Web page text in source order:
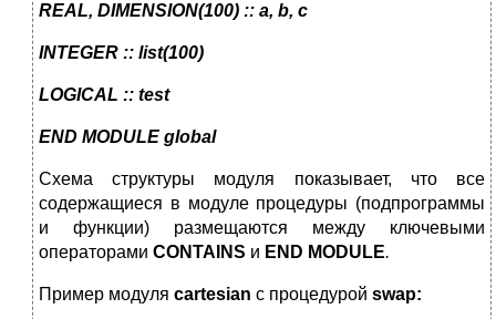
REAL, DIMENSION(100) :: a, b, c
INTEGER :: list(100)
LOGICAL :: test
END MODULE global
Схема структуры модуля показывает, что все
содержащиеся в модуле процедуры (подпрограммы
и функции) размещаются между ключевыми
операторами CONTAINS и END MODULE.
Пример модуля cartesian с процедурой swap: